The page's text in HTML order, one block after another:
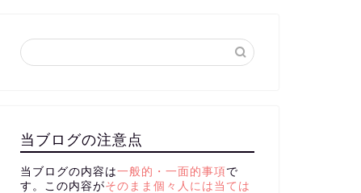
当ブログの注意点
当ブログの内容は一般的・一面的事項 で
す。この内容がそのまま個々人には当ては